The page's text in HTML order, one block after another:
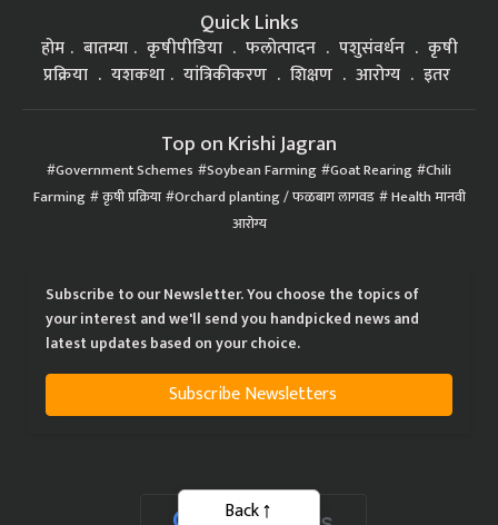
Quick Links
होम बातम्या कृषीपीडिया फलोत्पादन पशुसंवर्धन
कृषी
प्रक्रिया
यशकथा यांत्रिकीकरण शिक्षण आरोग्य इतर
Top on Krishi Jagran
Government Schemes Soybean Farming Goat Rearing Chili
Farming कृषी प्रक्रिया Orchard planting / फळबाग लागवड Health मानवी
आरोग्य
Subscribe to our Newsletter. You choose the topics of
your interest and we'll send you handpicked news and
latest updates based on your choice.
Subscribe Newsletters
Back